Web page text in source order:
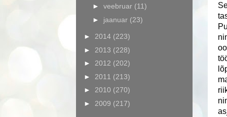
► veebruar (11)
► jaanuar (23)
► 2014 (223)
► 2013 (228)
► 2012 (202)
► 2011 (213)
► 2010 (270)
► 2009 (217)